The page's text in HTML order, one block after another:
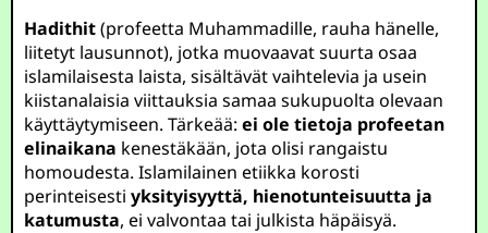
Hadithit(profeetta Muhammadille, rauha hänelle,
liitetyt lausunnot), jotka muovaavat suurta osaa
islamilaisesta laista, sisältävät vaihtelevia ja usein
kiistanalaisia viittauksia samaa sukupuolta olevaan
käyttäytymiseen. Tärkeää:ei ole tietoja profeetan
elinaikana kenestäkään, jota olisi rangaistu
homoudesta. Islamilainen etiikka korosti
perinteisestiyksityisyyttä, hienotunteisuutta ja
katumusta, ei valvontaa tai julkista häpäisyä.